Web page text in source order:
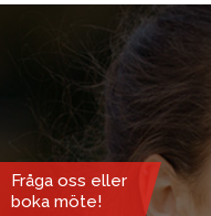
COLLEGE
Fashion,
Fråga oss eller
boka möte!